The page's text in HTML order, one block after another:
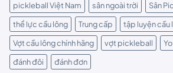
pickleball Việt Nam
sân ngoài trời Sân
thể lực cầu lông
Trung cấp tập luyện cầu
Vợt cầu lông chính hãng
vợt pickleball
đánh đôi
đánh đơn